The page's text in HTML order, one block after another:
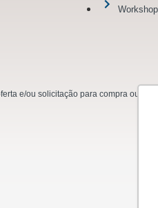
Workshop
e/ou solicitação para compra ou